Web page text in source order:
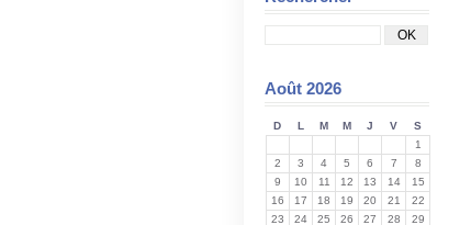
Août 2026
D L M M J V
S
1
2
3 4 5 6 7
8
9
10 11 12 13 14
15
16
17 18 19 20 21
22
23
24 25 26 27 28
29